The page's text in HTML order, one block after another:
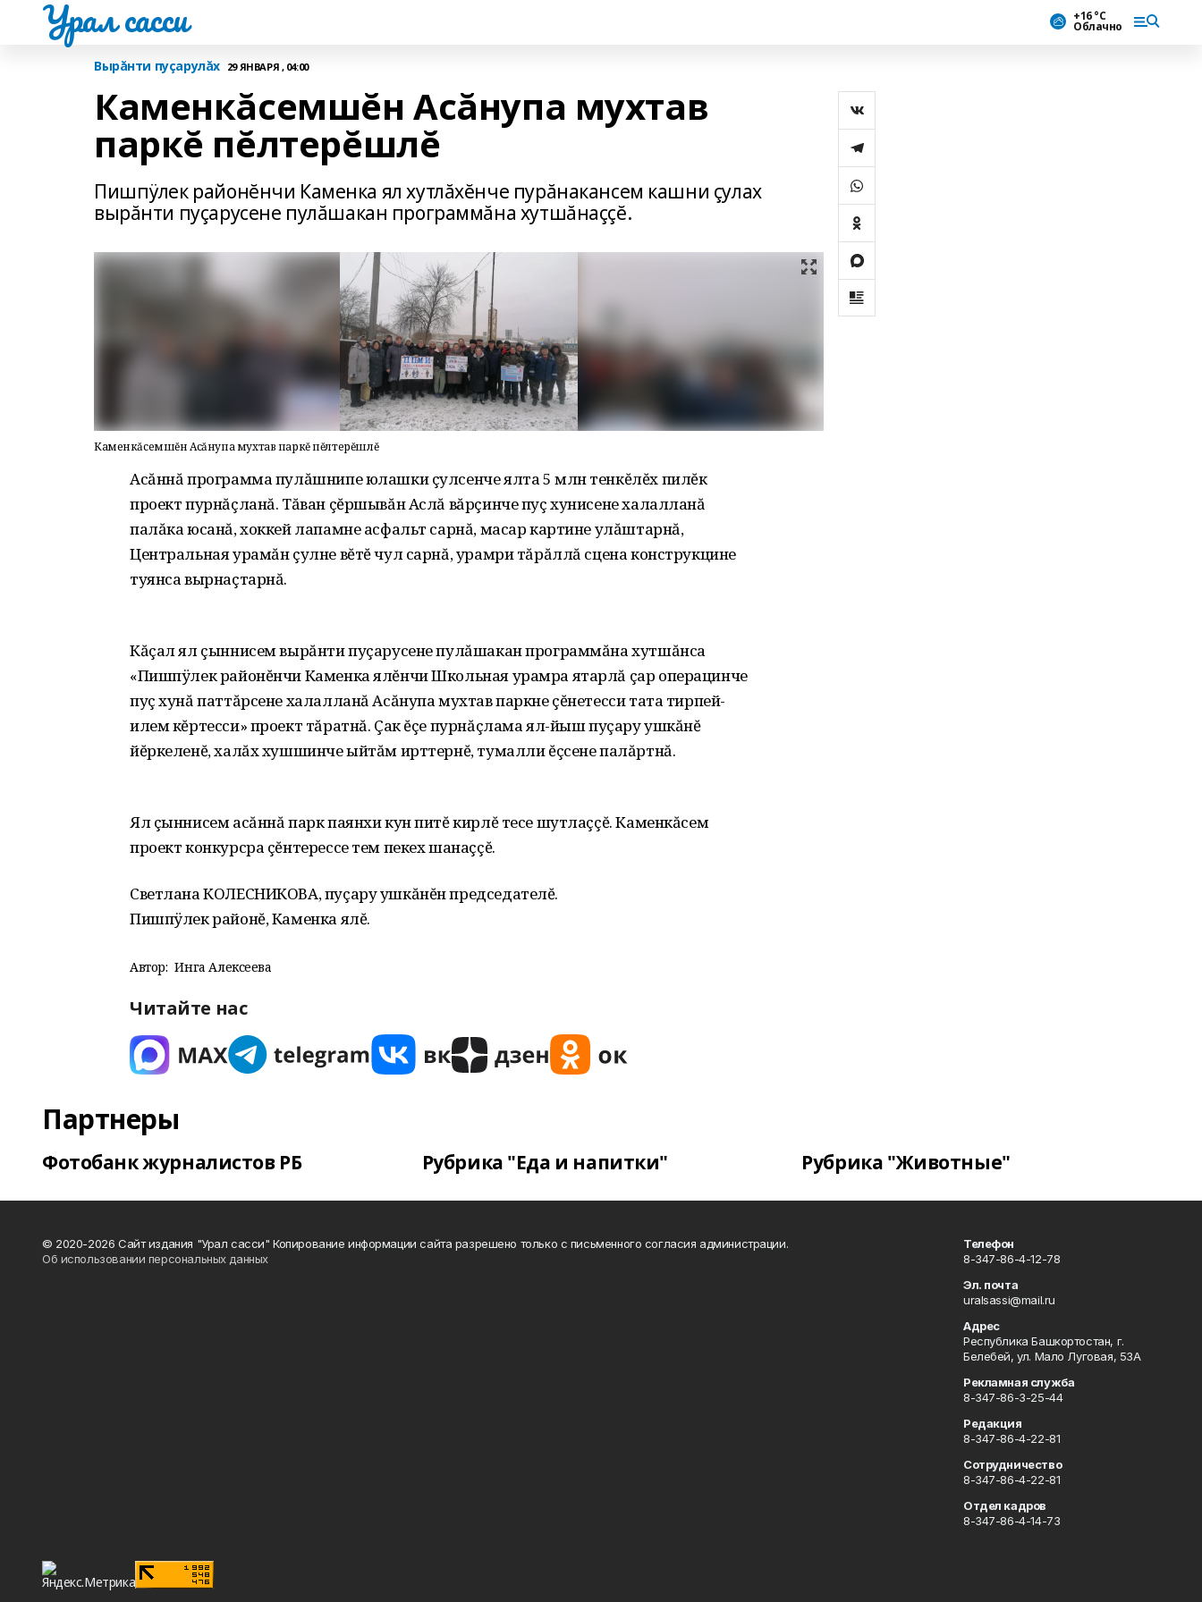
Урал сасси +16 °С
Облачно
Вырăнти пуçарулăх 29 ЯНВАРЯ , 04:00
Каменкăсемшĕн Асăнупа мухтав
паркĕ пĕлтерĕшлĕ
Пишпÿлек районĕнчи Каменка ял хутлăхĕнче пурăнакансем кашни çулах
вырăнти пуçарусене пулăшакан программăна хутшăнаççĕ.
Каменкăсемшĕн Асăнупа мухтав паркĕ пĕлтерĕшлĕ
Асăннă программа пулăшнипе юлашки çулсенче ялта 5 млн тенкĕлĕх пилĕк
проект пурнăçланă. Тăван çĕршывăн Аслă вăрçинче пуç хунисене халалланă
палăка юсанă, хоккей лапамне асфальт сарнă, масар картине улăштарнă,
Центральная урамăн çулне вĕтĕ чул сарнă, урамри тăрăллă сцена конструкцине
туянса вырнаçтарнă.
Кăçал ял çыннисем вырăнти пуçарусене пулăшакан программăна хутшăнса
«Пишпÿлек районĕнчи Каменка ялĕнчи Школьная урамра ятарлă çар операцинче
пуç хунă паттăрсене халалланă Асăнупа мухтав паркне çĕнетесси тата тирпей-
илем кĕртесси» проект тăратнă. Çак ĕçе пурнăçлама ял-йыш пуçару ушкăнĕ
йĕркеленĕ, халăх хушшинче ыйтăм ирттернĕ, тумалли ĕçсене палăртнă.
Ял çыннисем асăннă парк паянхи кун питĕ кирлĕ тесе шутлаççĕ. Каменкăсем
проект конкурсра çĕнтерессе тем пекех шанаççĕ.
Светлана КОЛЕСНИКОВА, пуçару ушкăнĕн председателĕ.
Пишпÿлек районĕ, Каменка ялĕ.
Автор: Инга Алексеева
Читайте нас
Партнеры
Фотобанк журналистов РБ Рубрика "Еда и напитки" Рубрика "Животные"
© 2020-2026 Сайт издания "Урал сасси" Копирование информации сайта разрешено только с письменного согласия администрации.
Об использовании персональных данных
Телефон
8-347-86-4-12-78
Эл. почта
uralsassi@mail.ru
Адрес
Республика Башкортостан, г.
Белебей, ул. Мало Луговая, 53А
Рекламная служба
8-347-86-3-25-44
Редакция
8-347-86-4-22-81
Сотрудничество
8-347-86-4-22-81
Отдел кадров
8-347-86-4-14-73